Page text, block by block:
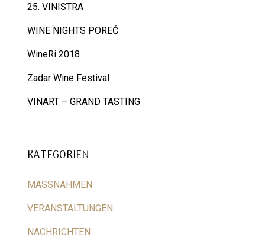
25. VINISTRA
WINE NIGHTS POREČ
WineRi 2018
Zadar Wine Festival
VINART – GRAND TASTING
KATEGORIEN
MASSNAHMEN
VERANSTALTUNGEN
NACHRICHTEN